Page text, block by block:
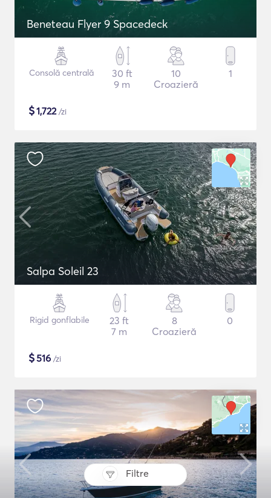
Filtre
Beneteau Flyer 9 Spacedeck
Consolă centrală
30 ft
9 m
10
Croazieră
1
$1,722/zi
Salpa Soleil 23
Rigid gonflabile
23 ft
7 m
8
Croazieră
0
$516 /zi